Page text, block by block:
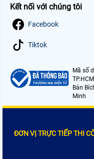
Kết nối với chúng tôi
Facebook
Tiktok
Mã số
Bán
Minh
ĐƠN VỊ TRỰC TIẾP THI